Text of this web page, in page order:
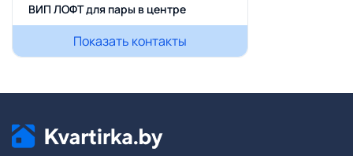
ВИП ЛОФТ для пары в центре
Показать контакты